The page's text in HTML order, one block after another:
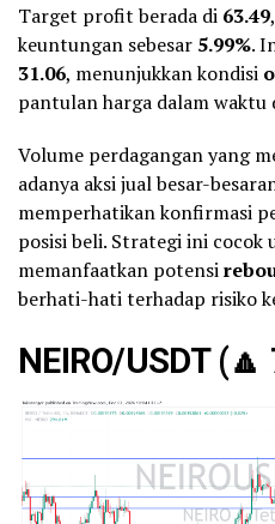
Target profit berada di 63.49
keuntungan sebesar 5.99%.
31.06, menunjukkan kondisi
pantulan harga dalam waktu
Volume perdagangan yang
adanya aksi jual besar-
memperhatikan konfirmasi
posisi beli. Strategi ini cocok
memanfaatkan potensi
berhati-hati terhadap risiko
NEIRO/USDT (🔼